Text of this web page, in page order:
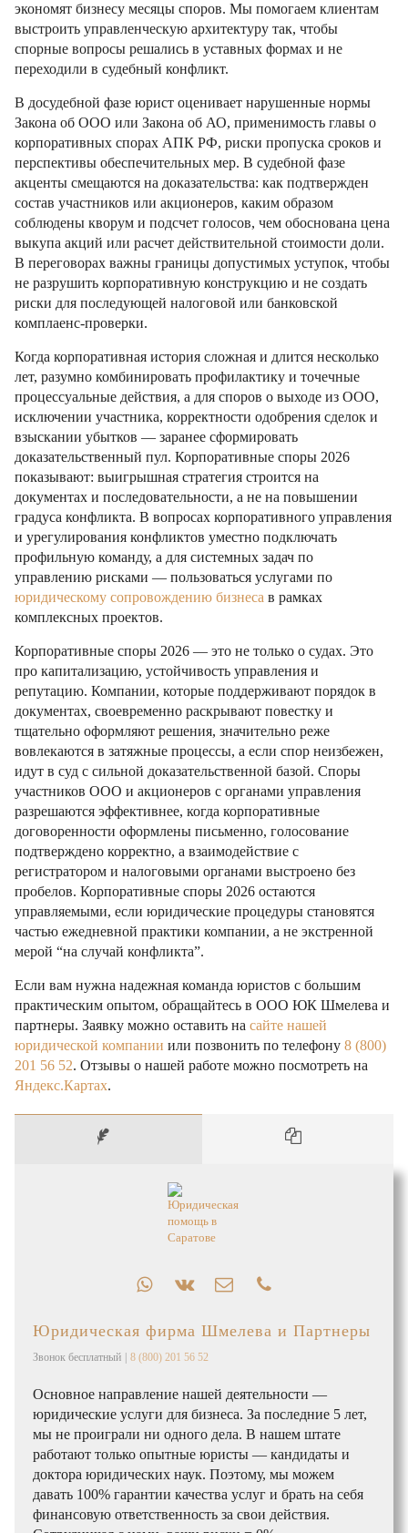
экономят бизнесу месяцы споров. Мы помогаем клиентам
выстроить управленческую архитектуру так, чтобы
спорные вопросы решались в уставных формах и не
переходили в судебный конфликт.
В досудебной фазе юрист оценивает нарушенные нормы
Закона об ООО или Закона об АО, применимость главы о
корпоративных спорах АПК РФ, риски пропуска сроков и
перспективы обеспечительных мер. В судебной фазе
акценты смещаются на доказательства: как подтвержден
состав участников или акционеров, каким образом
соблюдены кворум и подсчет голосов, чем обоснована цена
выкупа акций или расчет действительной стоимости доли.
В переговорах важны границы допустимых уступок, чтобы
не разрушить корпоративную конструкцию и не создать
риски для последующей налоговой или банковской
комплаенс-проверки.
Когда корпоративная история сложная и длится несколько
лет, разумно комбинировать профилактику и точечные
процессуальные действия, а для споров о выходе из ООО,
исключении участника, корректности одобрения сделок и
взыскании убытков — заранее сформировать
доказательственный пул. Корпоративные споры 2026
показывают: выигрышная стратегия строится на
документах и последовательности, а не на повышении
градуса конфликта. В вопросах корпоративного управления
и урегулирования конфликтов уместно подключать
профильную команду, а для системных задач по
управлению рисками — пользоваться услугами по
юридическому сопровождению бизнеса в рамках
комплексных проектов.
Корпоративные споры 2026 — это не только о судах. Это
про капитализацию, устойчивость управления и
репутацию. Компании, которые поддерживают порядок в
документах, своевременно раскрывают повестку и
тщательно оформляют решения, значительно реже
вовлекаются в затяжные процессы, а если спор неизбежен,
идут в суд с сильной доказательственной базой. Споры
участников ООО и акционеров с органами управления
разрешаются эффективнее, когда корпоративные
договоренности оформлены письменно, голосование
подтверждено корректно, а взаимодействие с
регистратором и налоговыми органами выстроено без
пробелов. Корпоративные споры 2026 остаются
управляемыми, если юридические процедуры становятся
частью ежедневной практики компании, а не экстренной
мерой “на случай конфликта”.
Если вам нужна надежная команда юристов с большим
практическим опытом, обращайтесь в ООО ЮК Шмелева и
партнеры. Заявку можно оставить на сайте нашей
юридической компании или позвонить по телефону 8 (800)
201 56 52. Отзывы о нашей работе можно посмотреть на
Яндекс.Картах.
Юридическая фирма Шмелева и Партнеры
Звонок бесплатный 8 (800) 201 56 52
Основное направление нашей деятельности —
юридические услуги для бизнеса. За последние 5 лет,
мы не проиграли ни одного дела. В нашем штате
работают только опытные юристы — кандидаты и
доктора юридических наук. Поэтому, мы можем
давать 100% гарантии качества услуг и брать на себя
финансовую ответственность за свои действия.